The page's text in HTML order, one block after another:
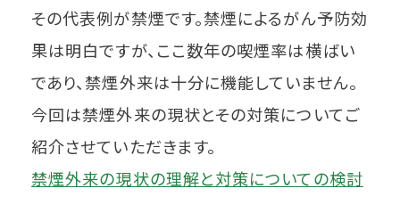
その代表例が禁煙です。禁煙によるがん予防効
果は明白ですが、ここ数年の喫煙率は横ばい
であり、禁煙外来は十分に機能していません。
今回は禁煙外来の現状とその対策についてご
紹介させていただきます。
禁煙外来の現状の理解と対策についての検討